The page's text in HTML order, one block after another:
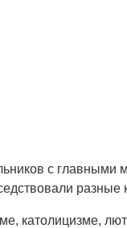
с
католицизме,